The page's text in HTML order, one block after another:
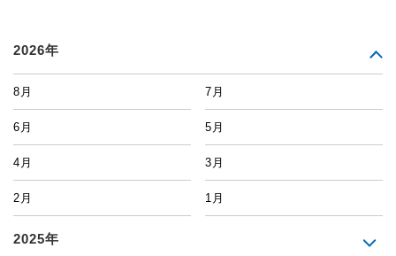
2026年
8月 7月
6月 5月
4月 3月
2月 1月
2025年